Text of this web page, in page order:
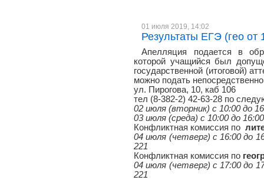
01 июля 2019, 14:02
Результаты ЕГЭ (гео от
Апелляция подается в
которой учащийся был
государственной (итоговой)
можно подать
ул. Пирогова, 10, каб 106
тел (8-382-2) 42-63-28 по
02 июля (вторник) с 10:00 до
03 июля (среда) с 10:00 до
Конфликтная комиссия по
04 июля (четверг) с 16:00 до
221
Конфликтная комиссия по
04 июля (четверг) с 17:00 до
221